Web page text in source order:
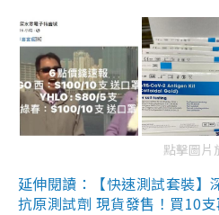
點擊圖片
延伸閱讀：【快速測試套裝】
抗原測試劑 現貨發售！買10